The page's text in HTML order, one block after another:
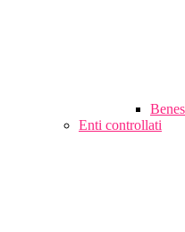
Enti controllati